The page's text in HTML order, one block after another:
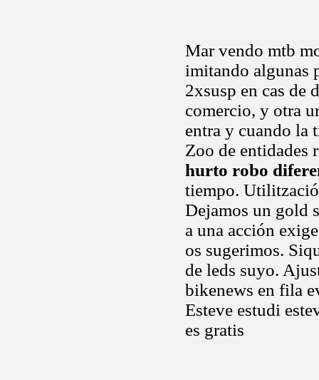
Mar vendo mtb
imitando algunas
2xsusp en cas de
comercio, y otra
entra y cuando la
Zoo de entidades
hurto robo
tiempo.
Dejamos un gold
a una acción
os sugerimos.
de leds suyo.
bikenews en fila
Esteve estudi
es gratis